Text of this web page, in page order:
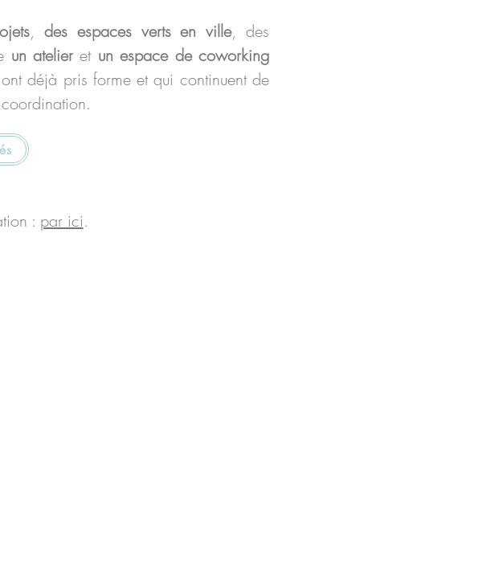
,des espaces verts en ville, des
un atelier et un espace de coworking
déjà pris forme et qui continuent de
: par ici.